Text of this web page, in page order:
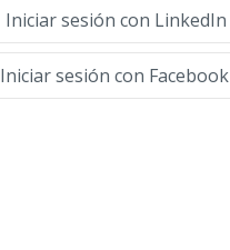
Iniciar sesión con LinkedIn
Iniciar sesión con Facebook